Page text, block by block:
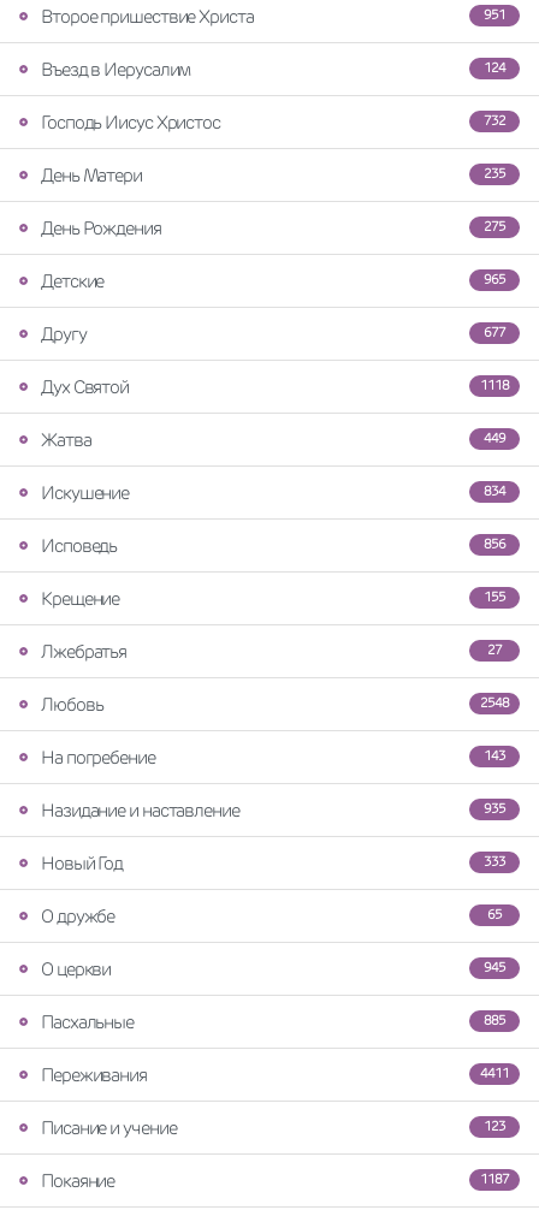
951
Второе пришествие Христа
124
Въезд в Иерусалим
732
Господь Иисус Христос
235
День Матери
275
День Рождения
965
Детские
677
Другу
1118
Дух Святой
449
Жатва
834
Искушение
856
Исповедь
155
Крещение
27
Лжебратья
2548
Любовь
143
На погребение
935
Назидание и наставление
333
Новый Год
65
О дружбе
945
О церкви
885
Пасхальные
4411
Переживания
123
Писание и учение
1187
Покаяние